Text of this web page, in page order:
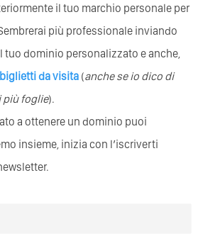
il tuo marchio personale per
più professionale inviando
tuo dominio personalizzato e anche,
biglietti da visita (anche se io dico di
più foglie).
a ottenere un dominio puoi
insieme, inizia con l’iscriverti